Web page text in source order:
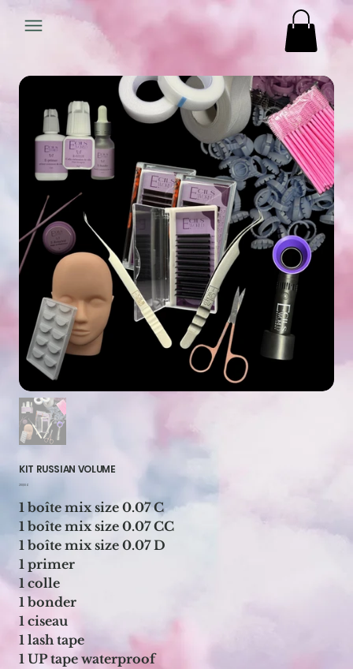
KIT RUSSIAN VOLUME
Prix
210,00 €
1 boîte mix size 0.07 C
1 boîte mix size 0.07 CC
1 boîte mix size 0.07 D
1 primer
1 colle
1 bonder
1 ciseau
1 lash tape
1 UP tape waterproof